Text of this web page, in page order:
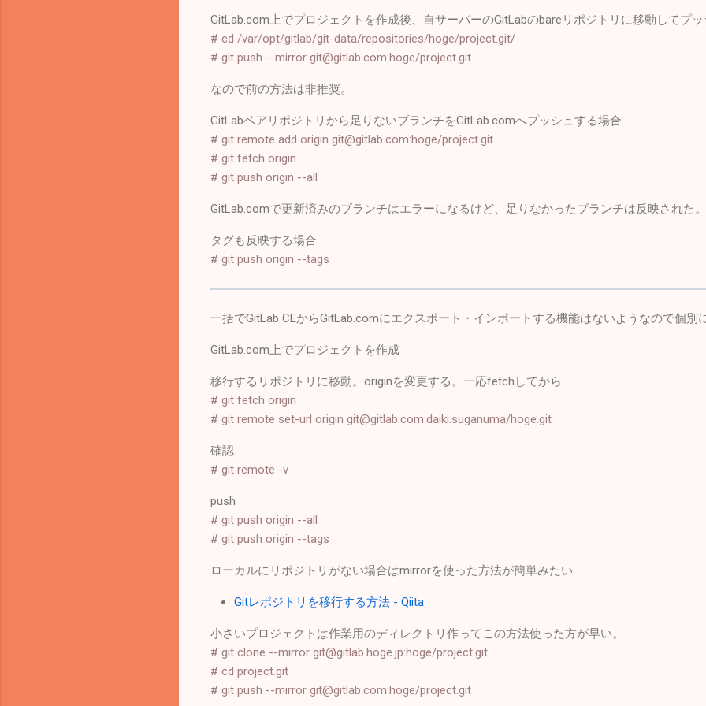
GitLab.com上でプロジェクトを作成後、自サーバーのGitLabのbareリポジトリに移動してプッ
# cd /var/opt/gitlab/git-data/repositories/hoge/project.git/
# git push --mirror git@gitlab.com:hoge/project.git
なので前の方法は非推奨。
GitLabベアリポジトリから足りないブランチをGitLab.comへプッシュする場合
# git remote add origin git@gitlab.com:hoge/project.git
# git fetch origin
# git push origin --all
GitLab.comで更新済みのブランチはエラーになるけど、足りなかったブランチは反映された。
タグも反映する場合
# git push origin --tags
一括でGitLab CEからGitLab.comにエクスポート・インポートする機能はないようなので個別
GitLab.com上でプロジェクトを作成
移行するリポジトリに移動。originを変更する。一応fetchしてから
# git fetch origin
# git remote set-url origin git@gitlab.com:daiki.suganuma/hoge.git
確認
# git remote -v
push
# git push origin --all
# git push origin --tags
ローカルにリポジトリがない場合はmirrorを使った方法が簡単みたい
Gitレポジトリを移行する方法 - Qiita
小さいプロジェクトは作業用のディレクトリ作ってこの方法使った方が早い。
# git clone --mirror git@gitlab.hoge.jp:hoge/project.git
# cd project.git
# git push --mirror git@gitlab.com:hoge/project.git